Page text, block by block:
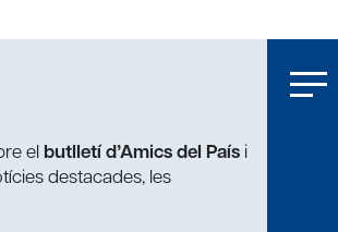
el butlletí d’Amics del País i
destacades, les